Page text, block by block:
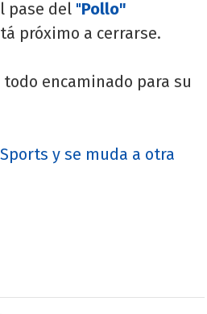
pase del "Pollo"
próximo a cerrarse.
encaminado para su
y se muda a otra